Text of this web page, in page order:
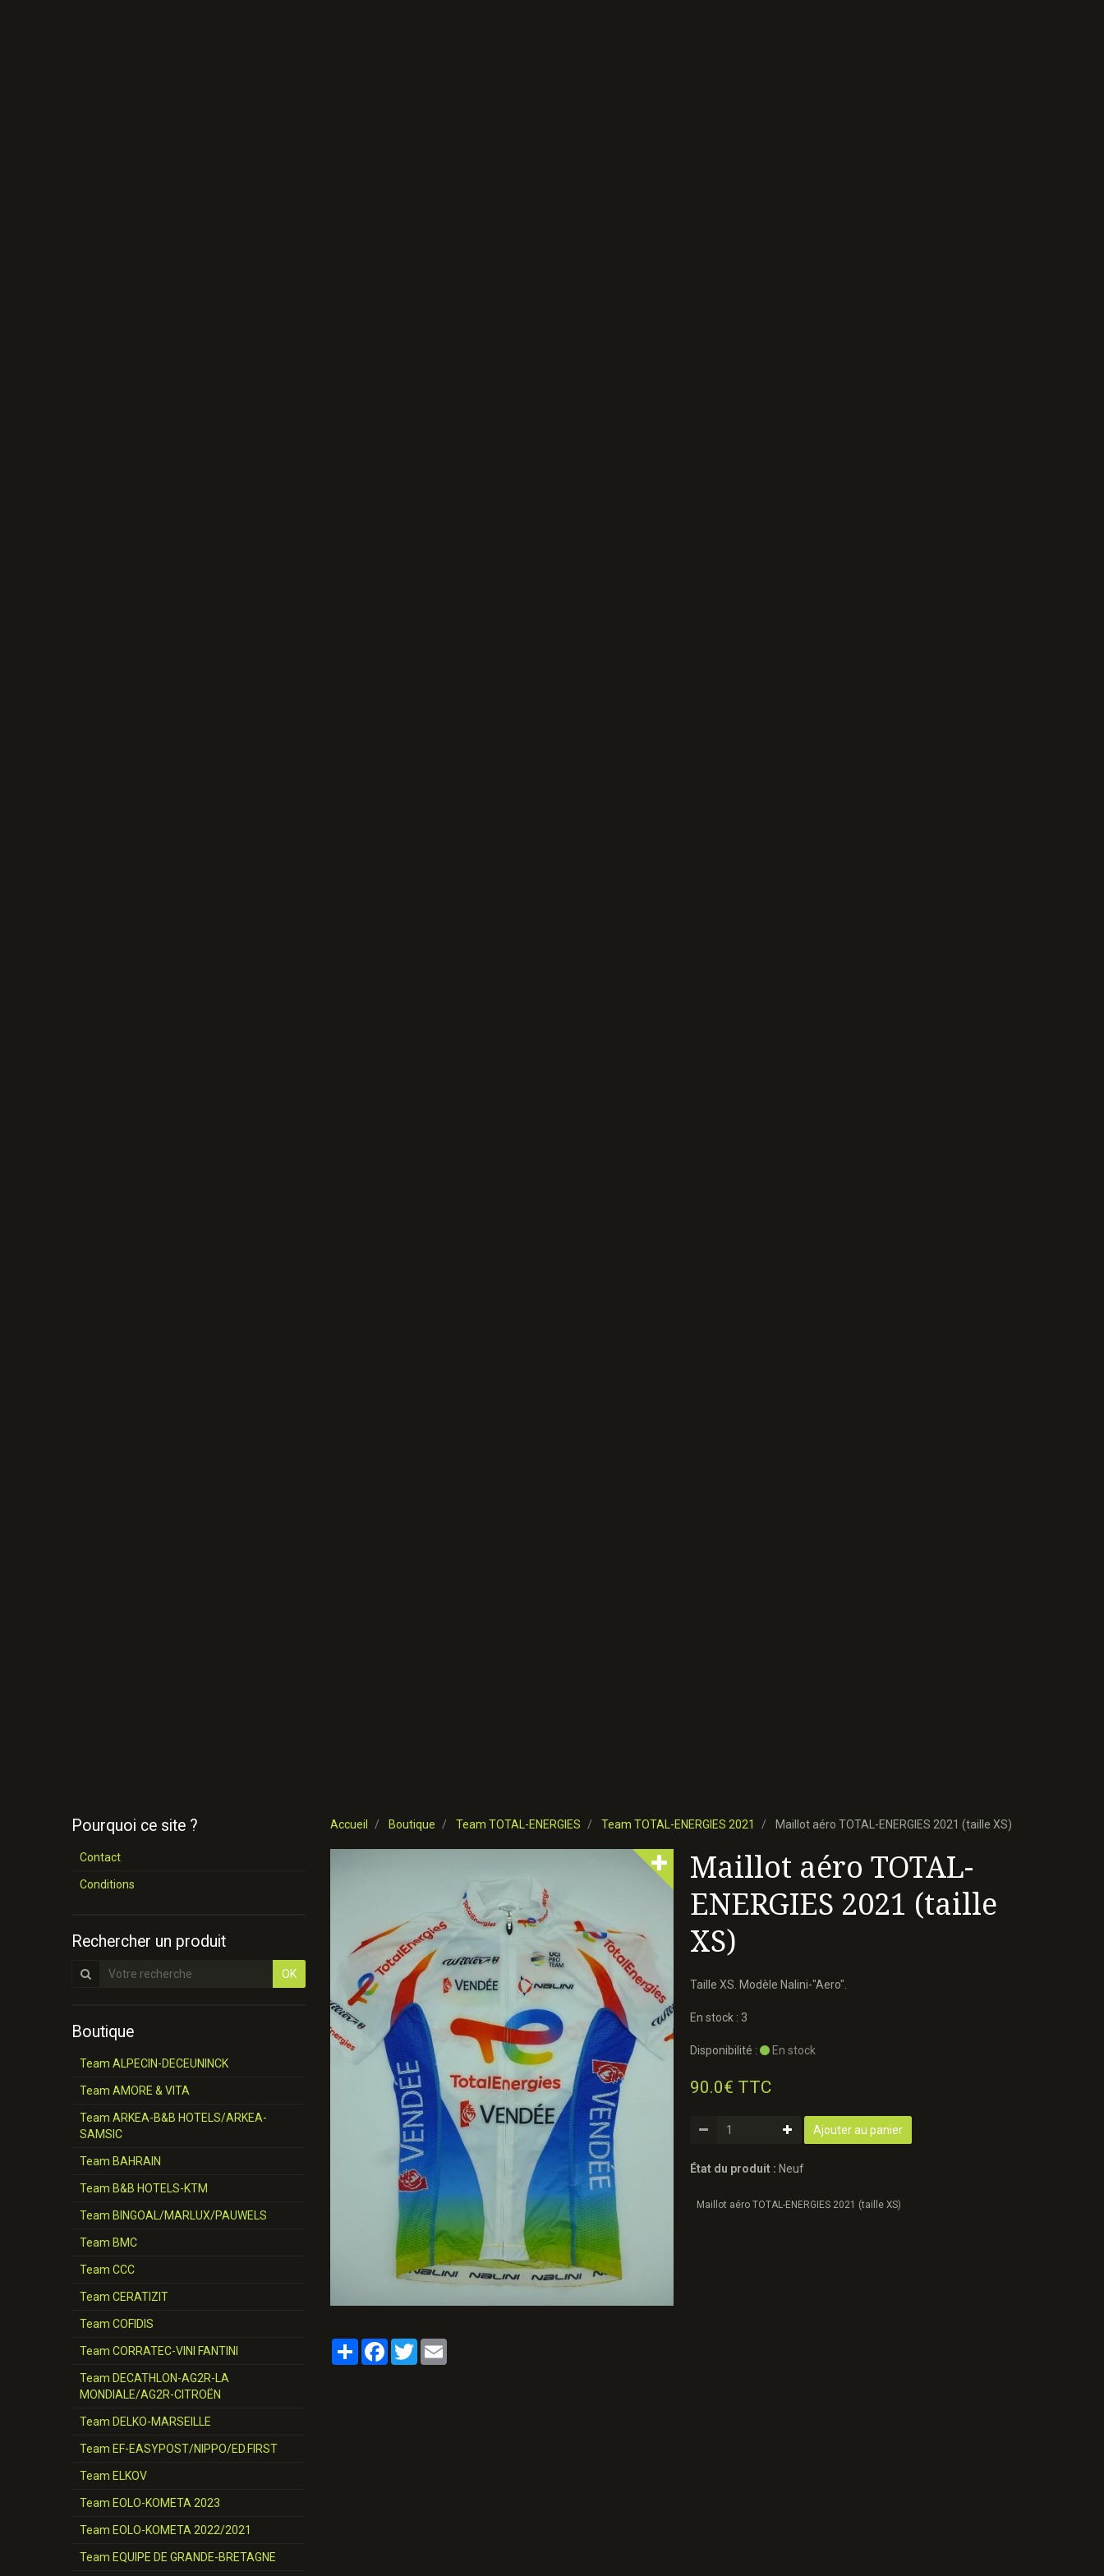
Accueil Boutique Team TOTAL-ENERGIES Team TOTAL-ENERGIES 2021 Maillot aéro TOTAL-ENERGIES 2021 (taille XS)
Maillot aéro TOTAL-
ENERGIES 2021 (taille
XS)
Taille XS. Modèle Nalini-"Aero".
En stock : 3
Disponibilité : En stock
90.0€ TTC
Ajouter au panier
État du produit : Neuf
Maillot aéro TOTAL-ENERGIES 2021 (taille XS)
PartagerFacebook
Twitter
Pourquoi ce site ?
Contact
Conditions
Rechercher un produit
OK
Boutique
Team ALPECIN-DECEUNINCK
Team AMORE & VITA
Team ARKEA-B&B HOTELS/ARKEA-
SAMSIC
Team BAHRAIN
Team B&B HOTELS-KTM
Team BINGOAL/MARLUX/PAUWELS
Team BMC
Team CCC
Team CERATIZIT
Team COFIDIS
Team CORRATEC-VINI FANTINI
Team DECATHLON-AG2R-LA
MONDIALE/AG2R-CITROËN
Team DELKO-MARSEILLE
Team EF-EASYPOST/NIPPO/ED.FIRST
Team ELKOV
Team EOLO-KOMETA 2023
Team EOLO-KOMETA 2022/2021
Team EQUIPE DE GRANDE-BRETAGNE